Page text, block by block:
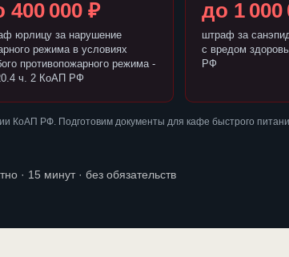
400 000 ₽
юрлицу за нарушение
режима в условиях
противопожарного режима -
ч. 2 КоАП РФ
до 1 000
штраф за
с вредом
РФ
КоАП РФ. Подготовим документы для кафе быстрого
· 15 минут · без обязательств